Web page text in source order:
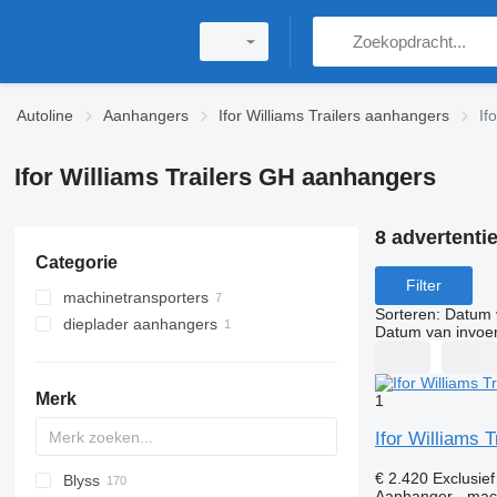
Autoline Aanhangers Ifor Williams Trailers aanhangers
Ifor Williams Trailers GH aanhangers
Categorie
machinetransporters
dieplader aanhangers
Merk
PA
HTS
GTB
PS
22
Brevis
Blyss
8
Filter
Sorteren: Datum
Datum van
1
Ifor Williams
€ 2.420